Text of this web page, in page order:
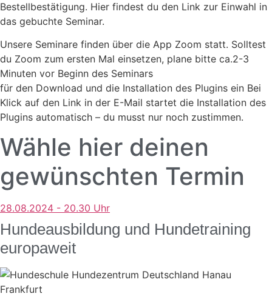
Bestellbestätigung. Hier findest du den Link zur Einwahl in
das gebuchte Seminar.
Unsere Seminare finden über die App Zoom statt. Solltest
du Zoom zum ersten Mal einsetzen, plane bitte ca.2-3
Minuten vor Beginn des Seminars
für den Download und die Installation des Plugins ein Bei
Klick auf den Link in der E-Mail startet die Installation des
Plugins automatisch – du musst nur noch zustimmen.
Wähle hier deinen
gewünschten Termin
28.08.2024 - 20.30 Uhr
Hundeausbildung und Hundetraining
europaweit